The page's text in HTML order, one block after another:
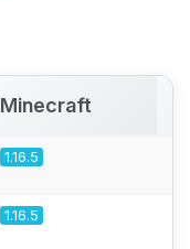
Minecraft
1.16.5
1.16.5